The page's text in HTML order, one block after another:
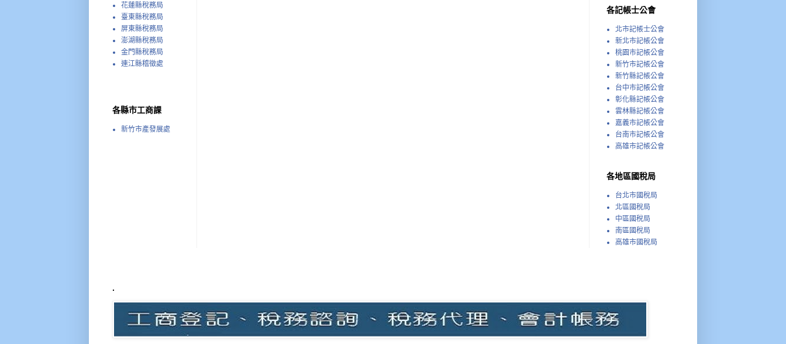
花蓮縣稅務局
臺東縣稅務局
屏東縣稅務局
澎湖縣稅務局
金門縣稅務局
連江縣稽徵處
各縣市工商課
新竹市產發展處
各記帳士公會
北市記帳士公會
新北市記帳公會
桃園市記帳公會
新竹市記帳公會
新竹縣記帳公會
台中市記帳公會
彰化縣記帳公會
雲林縣記帳公會
嘉義市記帳公會
台南市記帳公會
高雄市記帳公會
各地區國稅局
台北市國稅局
北區國稅局
中區國稅局
南區國稅局
高雄市國稅局
.